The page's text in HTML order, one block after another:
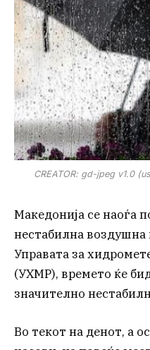
CREATOR: gd-jpeg v1.0
Македонија се наоѓа
нестабилна воздушна
Управата за
(УХМР), времето ќе
значително
Во текот на денот, а